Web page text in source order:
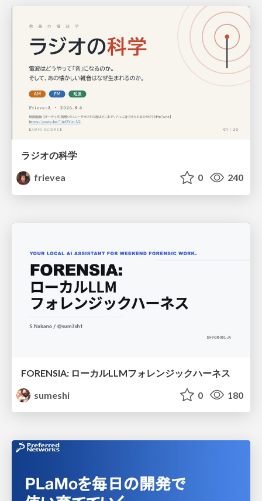
ラジオの科学
frievea
0 240
FORENSIA: ローカルLLMフォレンジックハーネス
sumeshi
0 180